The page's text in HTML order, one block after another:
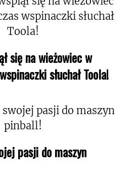
się na wieżowiec w
słuchał Toola!
pasji do maszyn